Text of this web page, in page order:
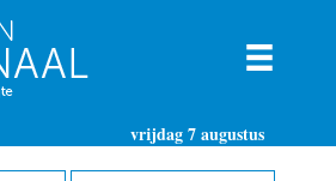
vrijdag 7 augustus